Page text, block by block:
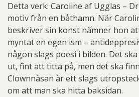
Detta verk: Caroline af Ugglas –
motiv från en båthamn. När
beskriver sin konst nämner hon
myntat en egen ism –
någon slags poesi i bilden. Det
ut, fint att titta på, men det ska
Clownnäsan är ett slags
om att man ska hitta baksidan.